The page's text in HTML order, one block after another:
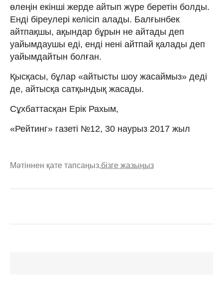
өлеңін екінші жерде айтып жүре беретін болды.
Енді біреулері келісіп алады. Балғынбек
айтпақшы, ақындар бұрын не айтады деп
уайымдаушы еді, енді нені айтпай қалады деп
уайымдайтын болған.
Қысқасы, бұлар «айтысты шоу жасаймыз» деді
де, айтысқа сатқындық жасады.
Сұхбаттасқан Ерік Рахым,
«Рейтинг» газеті №12, 30 наурыз 2017 жыл
Мәтіннен қате тапсаңыз,бізге жазыңыз